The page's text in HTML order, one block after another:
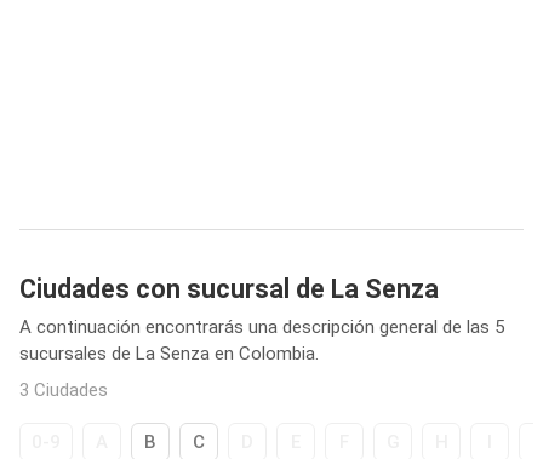
Ciudades con sucursal de La Senza
A continuación encontrarás una descripción general de las 5
sucursales de La Senza en Colombia.
3 Ciudades
B C